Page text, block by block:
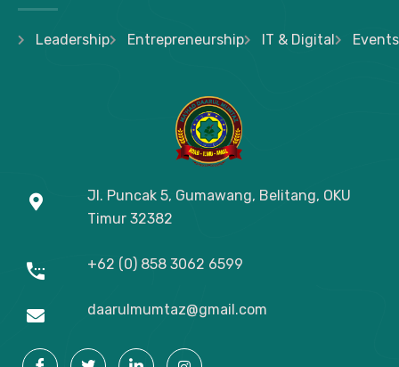
Leadership Entrepreneurship IT & Digital Events
Jl. Puncak 5, Gumawang, Belitang, OKU
Timur 32382
+62 (0) 858 3062 6599
daarulmumtaz@gmail.com